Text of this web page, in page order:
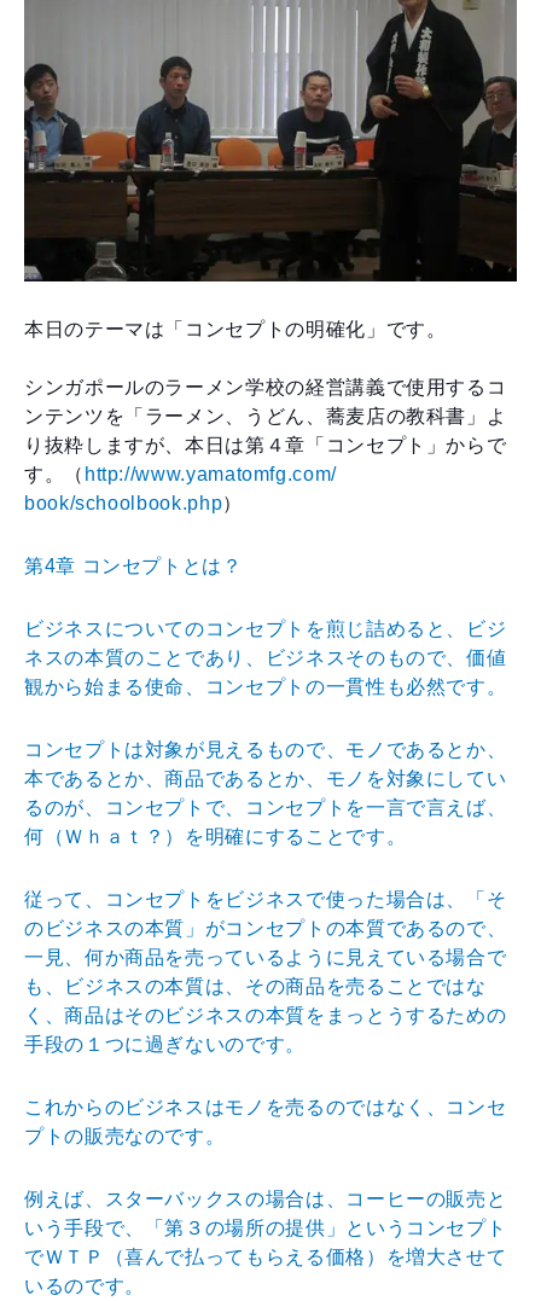
本日のテーマは「コンセプトの明確化」です。
シンガポールのラーメン学校の経営講義で使用するコ
ンテンツを「ラーメン、うどん、蕎麦店の教科書」よ
り抜粋し ますが、本日は第４章「コンセプト」からで
す。（ http://www.yamatomfg.com/
book/schoolbook.php）
第4章 コンセプトとは？
ビジネスについてのコンセプトを煎じ詰めると、ビジ
ネスの本質のことであり、ビジネスそのもので、価値
観から始 まる使命、コンセプトの一貫性も必然です。
コンセプトは対象が見えるもので、モノであるとか、
本であるとか、商品であるとか、モノを対象にしてい
るのが、
コンセプトで、コンセプトを一言で言えば、
何（Ｗｈａｔ ？）を明確にすることです。
従って、コンセプトをビジネスで使った場合は、「そ
のビジネスの本質」がコンセプトの本質であるので、
一見、何か商品を売っているように見えている場合で
も、ビジネスの本質は、その商品を売ることではな
く、商品はそのビジネスの本質をまっとうするための
手段の１つに過ぎないのです。
これからのビジネスはモノを売るのではなく、コンセ
プトの販売なのです。
例えば、スターバックスの場合は、コーヒーの販売と
いう手段で、「第３の場所の提供」というコンセプト
でＷＴＰ
（喜んで払ってもらえる価格）を増大させて
いるのです。